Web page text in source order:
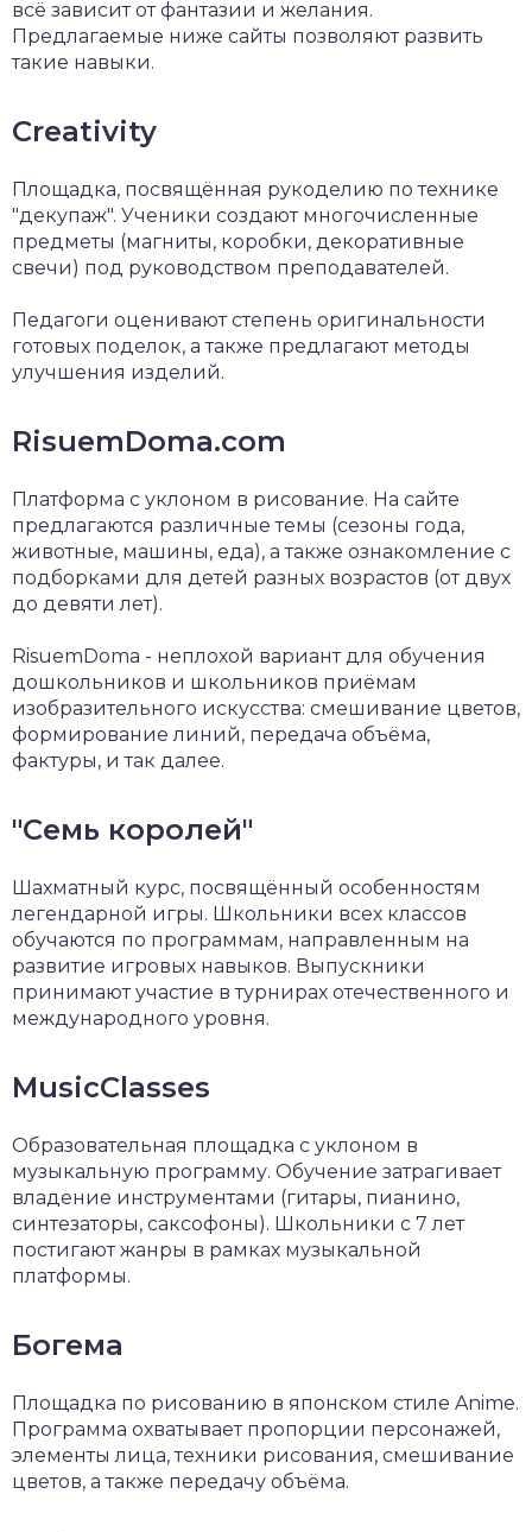
всё зависит от фантазии и желания.
Предлагаемые ниже сайты позволяют развить
такие навыки.
Creativity
Площадка, посвящённая рукоделию по технике
"декупаж". Ученики создают многочисленные
предметы (магниты, коробки, декоративные
свечи) под руководством преподавателей.
Педагоги оценивают степень оригинальности
готовых поделок, а также предлагают методы
улучшения изделий.
RisuemDoma.com
Платформа с уклоном в рисование. На сайте
предлагаются различные темы (сезоны года,
животные, машины, еда), а также ознакомление с
подборками для детей разных возрастов (от двух
до девяти лет).
RisuemDoma - неплохой вариант для обучения
дошкольников и школьников приёмам
изобразительного искусства: смешивание цветов,
формирование линий, передача объёма,
фактуры, и так далее.
"Семь королей"
Шахматный курс, посвящённый особенностям
легендарной игры. Школьники всех классов
обучаются по программам, направленным на
развитие игровых навыков. Выпускники
принимают участие в турнирах отечественного и
международного уровня.
MusicClasses
Образовательная площадка с уклоном в
музыкальную программу. Обучение затрагивает
владение инструментами (гитары, пианино,
синтезаторы, саксофоны). Школьники с 7 лет
постигают жанры в рамках музыкальной
платформы.
Богема
Площадка по рисованию в японском стиле Anime.
Программа охватывает пропорции персонажей,
элементы лица, техники рисования, смешивание
цветов, а также передачу объёма.